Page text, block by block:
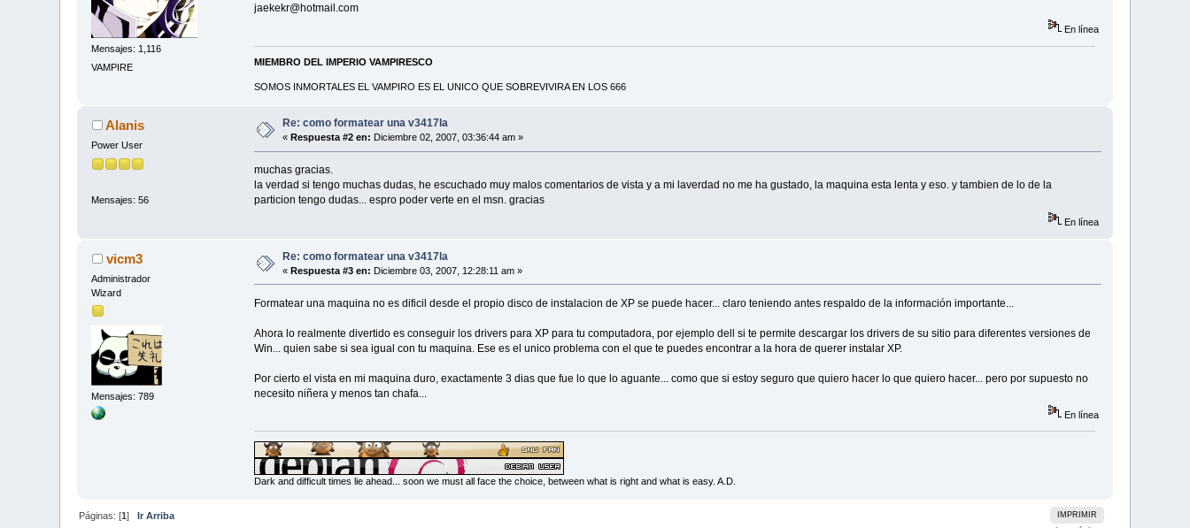
Mensajes: 1,116
VAMPIRE
jaekekr@hotmail.com
En línea
MIEMBRO DEL IMPERIO VAMPIRESCO
SOMOS INMORTALES EL VAMPIRO ES EL UNICO QUE SOBREVIVIRA EN LOS 666
Alanis
Power User
Mensajes: 56
Re: como formatear una v3417la
« Respuesta #2 en: Diciembre 02, 2007, 03:36:44 am »
muchas gracias.
la verdad si tengo muchas dudas, he escuchado muy malos comentarios de vista y a mi laverdad no me ha gustado, la maquina esta lenta y eso. y tambien de lo de la
particion tengo dudas... espro poder verte en el msn. gracias
En línea
vicm3
Administrador
Wizard
Mensajes: 789
Re: como formatear una v3417la
«Respuesta #3 en: Diciembre 03, 2007, 12:28:11 am »
Formatear una maquina no es dificil desde el propio disco de instalacion de XP se puede hacer... claro teniendo antes respaldo de la información importante...
Ahora lo realmente divertido es conseguir los drivers para XP para tu computadora, por ejemplo dell si te permite descargar los drivers de su sitio para diferentes versiones de
Win... quien sabe si sea igual con tu maquina. Ese es el unico problema con el que te puedes encontrar a la hora de querer instalar XP.
Por cierto el vista en mi maquina duro, exactamente 3 dias que fue lo que lo aguante... como que si estoy seguro que quiero hacer lo que quiero hacer... pero por supuesto no
necesito niñera y menos tan chafa...
En línea
Dark and difficult times lie ahead... soon we must all face the choice, between what is right and what is easy. A.D.
IMPRIMIR
Páginas: [1]Ir Arriba